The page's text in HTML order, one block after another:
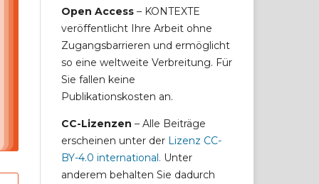
Open Access – KONTEXTE
veröffentlicht Ihre Arbeit ohne
Zugangsbarrieren und ermöglicht
so eine weltweite Verbreitung. Für
Sie fallen keine
Publikationskosten an.
CC-Lizenzen – Alle Beiträge
erscheinen unter der Lizenz CC-
BY-4.0 international. Unter
anderem behalten Sie dadurch